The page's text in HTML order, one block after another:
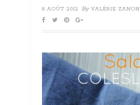
8 AOÛT 2012 By VALÉRIE ZANON